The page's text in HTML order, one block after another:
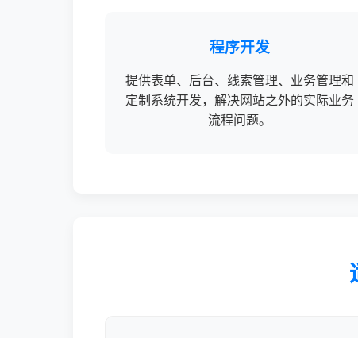
程序开发
提供表单、后台、线索管理、业务管理和
定制系统开发，解决网站之外的实际业务
流程问题。